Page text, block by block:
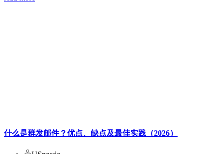
什么是群发邮件？优点、缺点及最佳实践（2026）